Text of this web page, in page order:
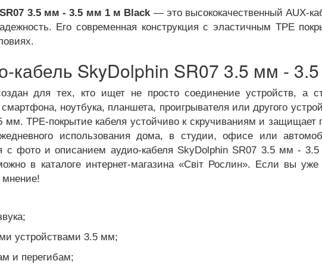
3.5 мм - 3.5 мм 1 м Black— это высококачественный AUX-
Его современная конструкция с эластичным TPE
кабель SkyDolphin SR07 3.5 мм -
для тех, кто ищет не просто соединение устройств, а
смартфона, ноутбука, планшета, проигрывателя или другого
мм. TPE-покрытие кабеля устойчиво к скручиваниям и защищает
использования дома, в студии, офисе или
с фото и описанием аудио-кабеля SkyDolphin SR07 3.5 мм -
в каталоге интернет-магазина «Світ Рослин». Если вы
устройствами 3.5 мм;
и перегибам;